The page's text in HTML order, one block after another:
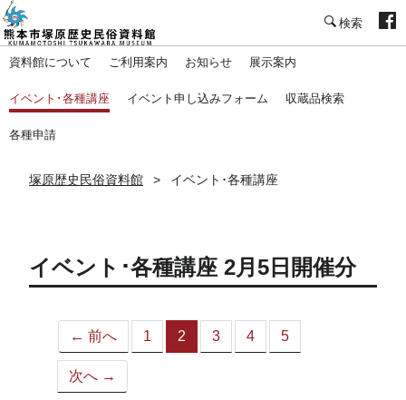
資料館について ご利用案内 お知らせ 展示案内
イベント･各種講座 イベント申し込みフォーム 収蔵品検索
各種申請
塚原歴史民俗資料館 イベント･各種講座
イベント･各種講座 2月5日開催分
← 前へ 1 2
（こ
3 4 5
次へ →